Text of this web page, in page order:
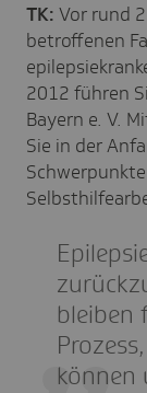
TK: Vor rund
betroffenen
2012 führen
Bayern e. V.
Sie in der
bleiben
können